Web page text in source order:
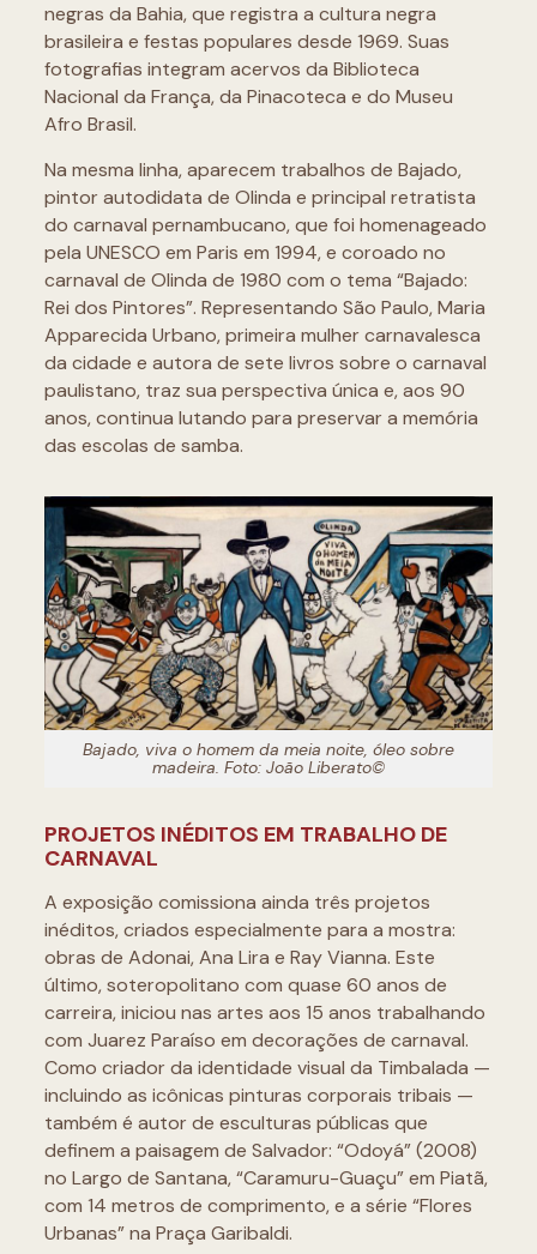
negras da Bahia, que registra a cultura negra
brasileira e festas populares desde 1969. Suas
fotografias integram acervos da Biblioteca
Nacional da França, da Pinacoteca e do Museu
Afro Brasil.
Na mesma linha, aparecem trabalhos de Bajado,
pintor autodidata de Olinda e principal retratista
do carnaval pernambucano, que foi homenageado
pela UNESCO em Paris em 1994, e coroado no
carnaval de Olinda de 1980 com o tema “Bajado:
Rei dos Pintores”. Representando São Paulo, Maria
Apparecida Urbano, primeira mulher carnavalesca
da cidade e autora de sete livros sobre o carnaval
paulistano, traz sua perspectiva única e, aos 90
anos, continua lutando para preservar a memória
das escolas de samba.
Bajado, viva o homem da meia noite, óleo sobre
madeira. Foto: João Liberato©
PROJETOS INÉDITOS EM TRABALHO DE
CARNAVAL
A exposição comissiona ainda três projetos
inéditos, criados especialmente para a mostra:
obras de Adonai, Ana Lira e Ray Vianna. Este
último, soteropolitano com quase 60 anos de
carreira, iniciou nas artes aos 15 anos trabalhando
com Juarez Paraíso em decorações de carnaval.
Como criador da identidade visual da Timbalada —
incluindo as icônicas pinturas corporais tribais —
também é autor de esculturas públicas que
definem a paisagem de Salvador: “Odoyá” (2008)
no Largo de Santana, “Caramuru-Guaçu” em Piatã,
com 14 metros de comprimento, e a série “Flores
Urbanas” na Praça Garibaldi.